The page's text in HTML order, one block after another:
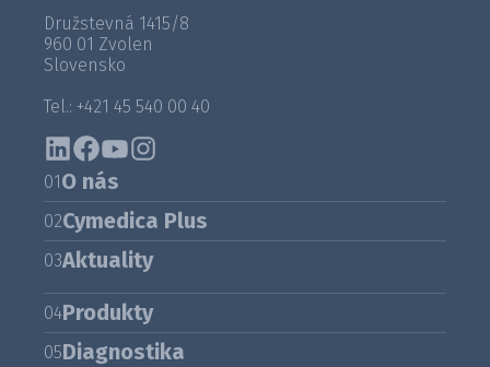
Družstevná 1415/8
960 01 Zvolen
Slovensko
Tel.: +421 45 540 00 40
01O nás
02Cymedica Plus
03Aktuality
04Produkty
05Diagnostika